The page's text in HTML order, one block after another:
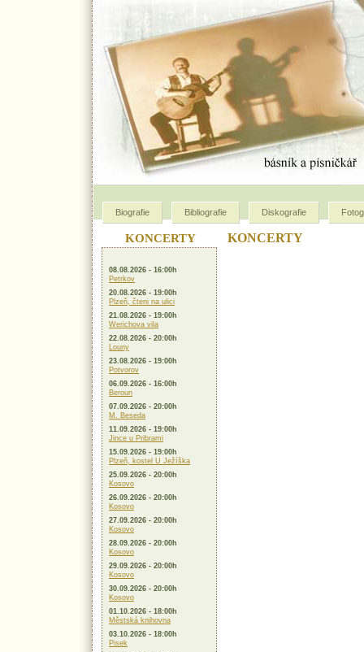
Biografie Bibliografie Diskografie
KONCERTY
KONCERTY
08.08.2026 - 16:00h
Petrkov
20.08.2026 - 19:00h
Plzeň, čteni na ulici
21.08.2026 - 19:00h
Werichova vila
22.08.2026 - 20:00h
Louny
23.08.2026 - 19:00h
Potvorov
06.09.2026 - 16:00h
Beroun
07.09.2026 - 20:00h
M. Beseda
11.09.2026 - 19:00h
Jince u Pribrami
15.09.2026 - 19:00h
Plzeň, kostel U Ježíška
25.09.2026 - 20:00h
Kosovo
26.09.2026 - 20:00h
Kosovo
27.09.2026 - 20:00h
Kosovo
28.09.2026 - 20:00h
Kosovo
29.09.2026 - 20:00h
Kosovo
30.09.2026 - 20:00h
Kosovo
01.10.2026 - 18:00h
Městská knihovna
03.10.2026 - 18:00h
Pisek